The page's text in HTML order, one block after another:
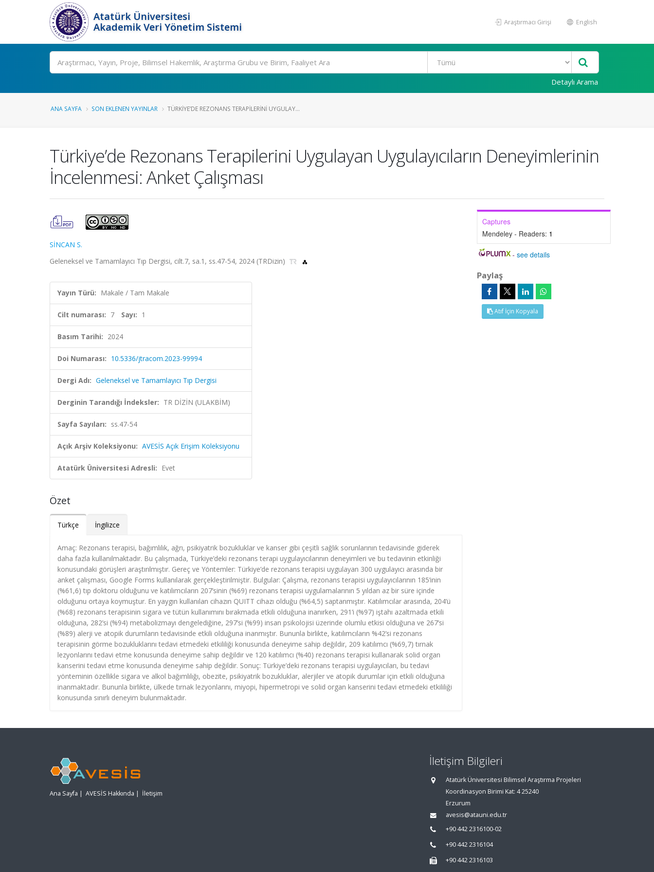
Atatürk Üniversitesi
Akademik Veri Yönetim Sistemi
Araştırmacı Girişi English
Ara
Detaylı Arama
ANA SAYFA SON EKLENEN YAYINLAR TÜRKIYE’DE REZONANS TERAPILERINI UYGULAY...
Türkiye’de Rezonans Terapilerini Uygulayan Uygulayıcıların Deneyimlerinin
İncelenmesi: Anket Çalışması
SİNCAN S.
Geleneksel ve Tamamlayıcı Tıp Dergisi, cilt.7, sa.1, ss.47-54, 2024 (TRDizin)
Yayın Türü: Makale / Tam Makale
Cilt numarası: 7 Sayı: 1
Basım Tarihi: 2024
Doi Numarası: 10.5336/jtracom.2023-99994
Dergi Adı: Geleneksel ve Tamamlayıcı Tıp Dergisi
Derginin Tarandığı İndeksler: TR DİZİN (ULAKBİM)
Sayfa Sayıları: ss.47-54
Açık Arşiv Koleksiyonu: AVESİS Açık Erişim Koleksiyonu
Atatürk Üniversitesi Adresli: Evet
Özet
Türkçe İngilizce
Amaç: Rezonans terapisi, bağımlılık, ağrı, psikiyatrik bozukluklar ve kanser gibi çeşitli sağlık sorunlarının tedavisinde giderek
daha fazla kullanılmaktadır. Bu çalışmada, Türkiye’deki rezonans terapi uygulayıcılarının deneyimleri ve bu tedavinin etkinliği
konusundaki görüşleri araştırılmıştır. Gereç ve Yöntemler: Türkiye’de rezonans terapisi uygulayan 300 uygulayıcı arasında bir
anket çalışması, Google Forms kullanılarak gerçekleştirilmiştir. Bulgular: Çalışma, rezonans terapisi uygulayıcılarının 185’inin
(%61,6) tıp doktoru olduğunu ve katılımcıların 207’sinin (%69) rezonans terapisi uygulamalarının 5 yıldan az bir süre içinde
olduğunu ortaya koymuştur. En yaygın kullanılan cihazın QUITT cihazı olduğu (%64,5) saptanmıştır. Katılımcılar arasında, 204’ü
(%68) rezonans terapisinin sigara ve tütün kullanımını bırakmada etkili olduğuna inanırken, 291’i (%97) iştahı azaltmada etkili
olduğuna, 282’si (%94) metabolizmayı dengelediğine, 297’si (%99) insan psikolojisi üzerinde olumlu etkisi olduğuna ve 267’si
(%89) alerji ve atopik durumların tedavisinde etkili olduğuna inanmıştır. Bununla birlikte, katılımcıların %42’si rezonans
terapisinin görme bozukluklarını tedavi etmedeki etkililiği konusunda deneyime sahip değildir, 209 katılımcı (%69,7) tırnak
lezyonlarını tedavi etme konusunda deneyime sahip değildir ve 120 katılımcı (%40) rezonans terapisi kullanarak solid organ
kanserini tedavi etme konusunda deneyime sahip değildir. Sonuç: Türkiye’deki rezonans terapisi uygulayıcıları, bu tedavi
yönteminin özellikle sigara ve alkol bağımlılığı, obezite, psikiyatrik bozukluklar, alerjiler ve atopik durumlar için etkili olduğuna
inanmaktadır. Bununla birlikte, ülkede tırnak lezyonlarını, miyopi, hipermetropi ve solid organ kanserini tedavi etmedeki etkililiği
konusunda sınırlı deneyim bulunmaktadır.
Captures
Mendeley - Readers: 1
-see details
Paylaş
Atıf İçin Kopyala
Ana Sayfa | AVESİS Hakkında | İletişim
İletişim Bilgileri
Atatürk Üniversitesi Bilimsel Araştırma Projeleri
Koordinasyon Birimi Kat: 4 25240
Erzurum
avesis@atauni.edu.tr
+90 442 2316100-02
+90 442 2316104
+90 442 2316103